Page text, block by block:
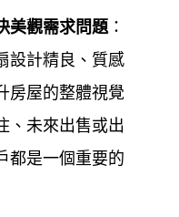
提供更好的門窗品
工程宅急便 不斷的求
品質，達到舒適安全
施工品質及優好售後
經營之道，客戶滿意
。如有任何門窗居家
美觀需求問題 ：
設計精良、質感
房屋的整體視覺
、未來出售或出
都是一個重要的